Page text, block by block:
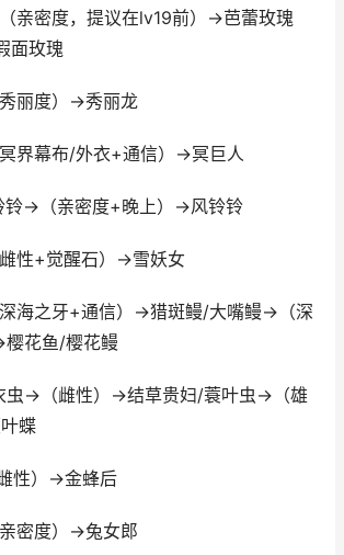
亲密度，提议在lv19前）→芭蕾玫瑰
面玫瑰
丽度）→秀丽龙
界幕布/外衣+通信）→冥巨人
铃→（亲密度+晚上）→风铃铃
性+觉醒石）→雪妖女
海之牙+通信）→猎斑鳗/大嘴鳗→（深
花鱼/樱花鳗
虫→（雌性）→结草贵妇/蓑叶虫→（雄
蝶
性）→金蜂后
密度）→兔女郎